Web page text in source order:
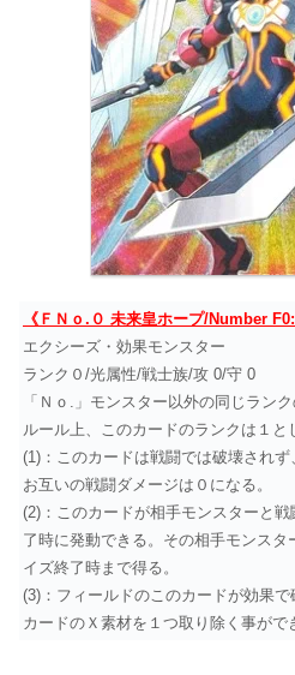
《ＦＮｏ.０ 未来皇ホープ/Number
エクシーズ・効果モンスター
ランク０/光属性/戦士族/攻 0/守 0
「Ｎｏ.」モンスター以外の同じラン
ルール上、このカードのランクは１と
(1)：このカードは戦闘では破壊され
お互いの戦闘ダメージは０になる。
(2)：このカードが相手モンスターと
了時に発動できる。その相手モンスタ
イズ終了時まで得る。
(3)：フィールドのこのカードが効果
カードのＸ素材を１つ取り除く事がで